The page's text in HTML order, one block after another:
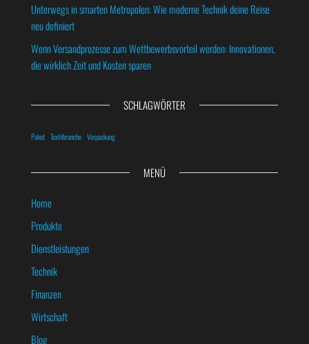
Unterwegs in smarten Metropolen: Wie moderne Technik deine Reise
neu definiert
Wenn Versandprozesse zum Wettbewerbsvorteil werden: Innovationen,
die wirklich Zeit und Kosten sparen
SCHLAGWÖRTER
Paket Textilbranche Verpackung
MENÜ
Home
Produkte
Dienstleistungen
Technik
Finanzen
Wirtschaft
Blog